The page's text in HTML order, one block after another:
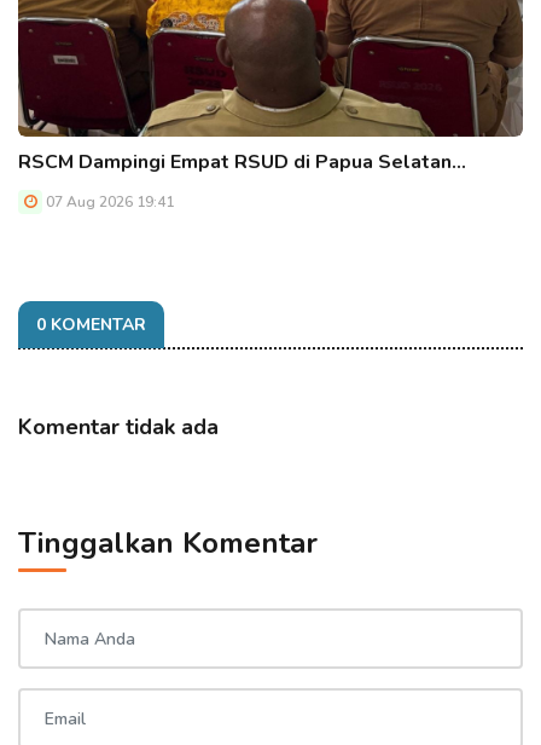
RSCM Dampingi Empat RSUD di Papua Selatan…
07 Aug 2026 19:41
0 KOMENTAR
Komentar tidak ada
Tinggalkan Komentar